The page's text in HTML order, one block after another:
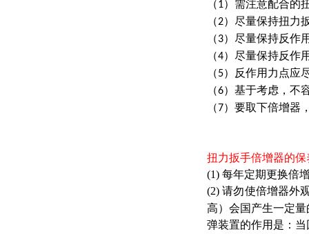
（1）需注意配合的
（2）尽量保持扭力
（3）尽量保持反作
（4）尽量保持反作
（5）反作用力点应
（6）基于考虑，不
（7）要取下倍增器
扭力扳手倍增器的
(1) 每年定期更换倍
(2) 请勿使倍增器外
高）会国产生一定
弹装置的作用是：